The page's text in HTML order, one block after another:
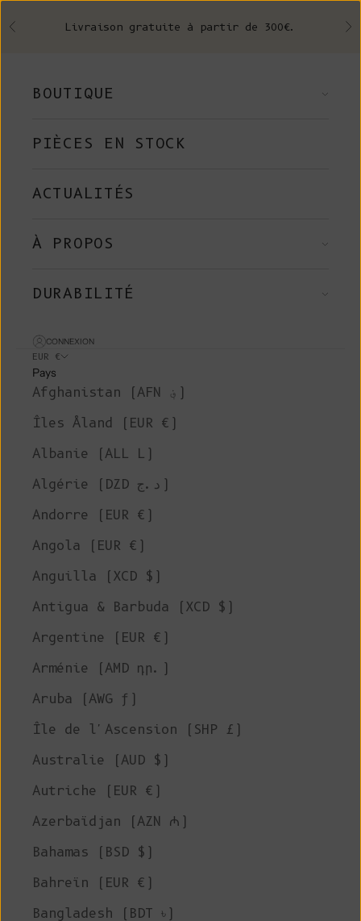
Précédent Livraison gratuite à partir de 300€.
BOUTIQUE
PIÈCES EN STOCK
ACTUALITÉS
À PROPOS
DURABILITÉ
CONNEXION
EUR €
Pays
Afghanistan (AFN ؋)
Îles Åland (EUR €)
Albanie (ALL L)
Algérie (DZD د.ج)
Andorre (EUR €)
Angola (EUR €)
Anguilla (XCD $)
Antigua & Barbuda (XCD $)
Argentine (EUR €)
Arménie (AMD դր.)
Aruba (AWG ƒ)
Île de l'Ascension (SHP £)
Australie (AUD $)
Autriche (EUR €)
Azerbaïdjan (AZN ₼)
Bahamas (BSD $)
Bahreïn (EUR €)
Bangladesh (BDT ৳)